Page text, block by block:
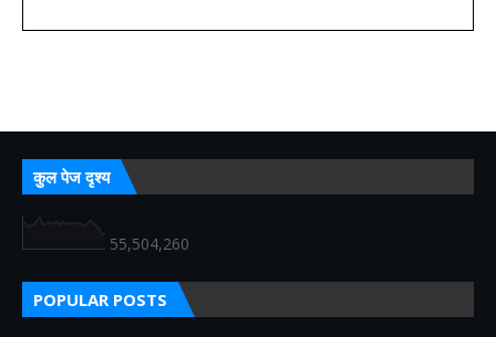
कुल पेज दृश्य
55,504,260
POPULAR POSTS